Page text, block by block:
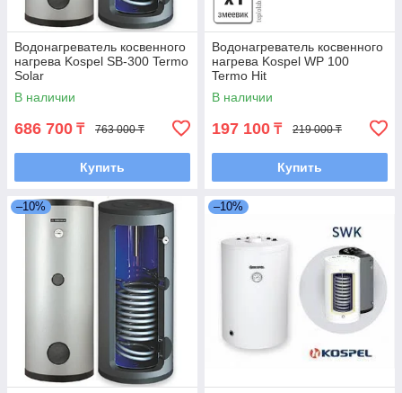
Водонагреватель косвенного
нагрева Kospel SB-300 Termo
Solar
В наличии
686 700 ₸ 763 000 ₸
Купить
Водонагреватель косвенного
нагрева Kospel WP 100
Termo Hit
В наличии
197 100 ₸ 219 000 ₸
Купить
–10% –10%